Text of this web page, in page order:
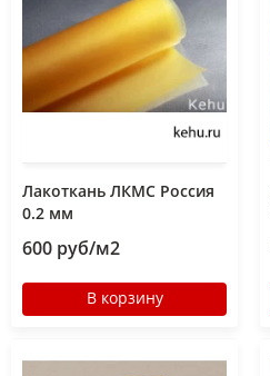
Лакоткань ЛКМС Россия
0.2 мм
600 руб/м2
В корзину